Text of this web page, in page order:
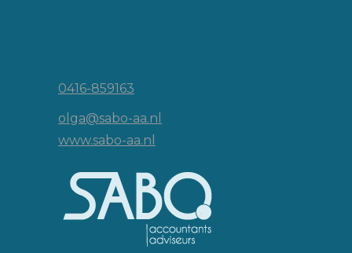
0416-859163
olga@sabo-aa.nl
www.sabo-aa.nl